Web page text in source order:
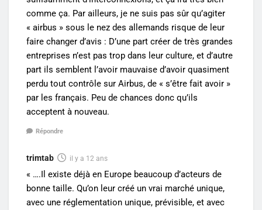
comme ça. Par ailleurs, je ne suis pas sûr qu’agiter
« airbus » sous le nez des allemands risque de leur
faire changer d’avis : D’une part créer de très grandes
entreprises n’est pas trop dans leur culture, et d’autre
part ils semblent l’avoir mauvaise d’avoir quasiment
perdu tout contrôle sur Airbus, de « s’être fait avoir »
par les français. Peu de chances donc qu’ils
acceptent à nouveau.
Répondre
trimtab il y a 12 ans
« ….Il existe déjà en Europe beaucoup d’acteurs de
bonne taille. Qu’on leur créé un vrai marché unique,
avec une réglementation unique, prévisible, et avec